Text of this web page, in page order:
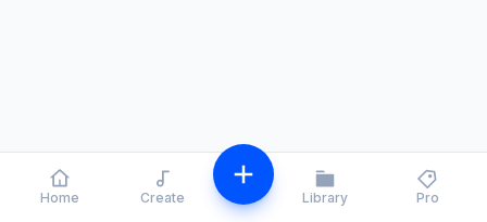
Home Create Library Pro